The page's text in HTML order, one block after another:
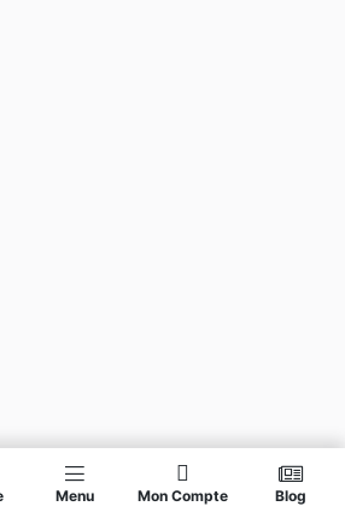
Menu Mon Compte Blog